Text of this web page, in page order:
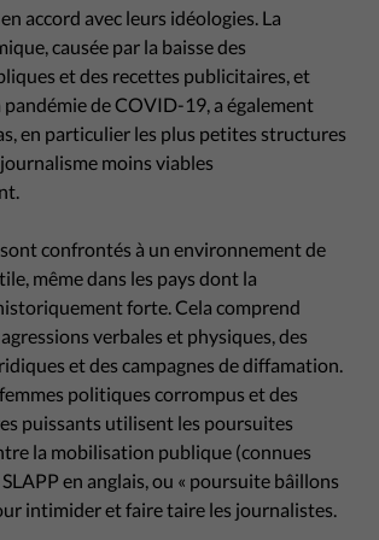
accord avec leurs idéologies. La
causée par la baisse des
et des recettes publicitaires, et
pandémie de COVID-19, a également
en particulier les plus petites structures
moins viables
confrontés à un environnement de
même dans les pays dont la
forte. Cela comprend
verbales et physiques, des
et des campagnes de diffamation.
politiques corrompus et des
puissants utilisent les poursuites
la mobilisation publique (connues
SLAPP en anglais, ou « poursuite bâillons
intimider et faire taire les journalistes.